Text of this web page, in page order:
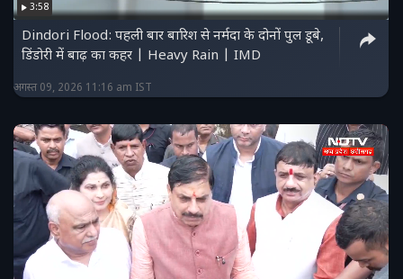
3:58
Dindori Flood: पहली बार बारिश से नर्मदा के दोनों पुल डूबे,
डिंडोरी में बाढ़ का कहर | Heavy Rain | IMD
अगस्त 09, 2026 11:16 am IST